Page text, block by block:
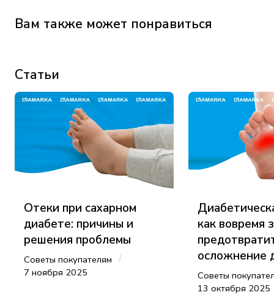
Вам также может понравиться
Статьи
Отеки при сахарном
диабете: причины и
решения проблемы
Советы покупателям /
7 ноября 2025
как вовремя
осложнение
Советы
13 октября 2025